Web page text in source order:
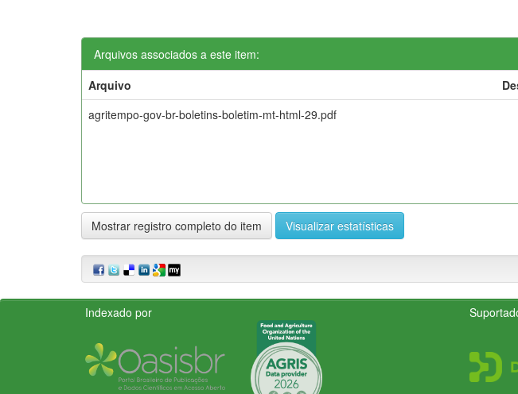
Arquivos associados a este item:
Arquivo
agritempo-gov-br-boletins-boletim-mt-html-29.pdf
Mostrar registro completo do item Visualizar estatísticas
Indexado por